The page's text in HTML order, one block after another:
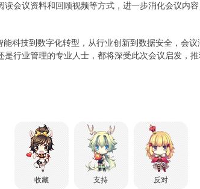
会议资料和回顾视频等方式，进一步消化会议内
科技到数字化转型，从行业创新到数据安全，会
行业管理的专业人士，都将深受此次会议启发，推
收藏 支持 反对